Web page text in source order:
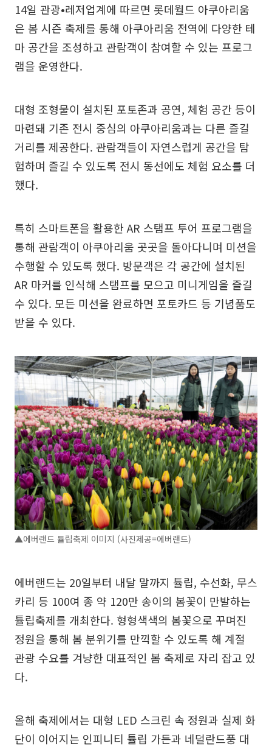
14일 관광•레저업계에 따르면 롯데월드 아쿠아리움
은 봄 시즌 축제를 통해 아쿠아리움 전역에 다양한 테
마 공간을 조성하고 관람객이 참여할 수 있는 프로그
램을 운영한다.
대형 조형물이 설치된 포토존과 공연, 체험 공간 등이
마련돼 기존 전시 중심의 아쿠아리움과는 다른 즐길
거리를 제공한다. 관람객들이 자연스럽게 공간을 탐
험하며 즐길 수 있도록 전시 동선에도 체험 요소를 더
했다.
특히 스마트폰을 활용한 AR 스탬프 투어 프로그램을
통해 관람객이 아쿠아리움 곳곳을 돌아다니며 미션을
수행할 수 있도록 했다. 방문객은 각 공간에 설치된
AR 마커를 인식해 스탬프를 모으고 미니게임을 즐길
수 있다. 모든 미션을 완료하면 포토카드 등 기념품도
받을 수 있다.
▲에버랜드 튤립축제 이미지 (사진제공=에버랜드)
에버랜드는 20일부터 내달 말까지 튤립, 수선화, 무스
카리 등 100여 종 약 120만 송이의 봄꽃이 만발하는
튤립축제를 개최한다. 형형색색의 봄꽃으로 꾸며진
정원을 통해 봄 분위기를 만끽할 수 있도록 해 계절
관광 수요를 겨냥한 대표적인 봄 축제로 자리 잡고 있
다.
올해 축제에서는 대형 LED 스크린 속 정원과 실제 화
단이 이어지는 인피니티 튤립 가든과 네덜란드풍 대